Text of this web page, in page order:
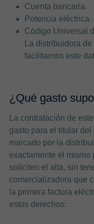
Cuenta bancaria.
Potencia eléctrica.
Código Universal
La distribuidora
facilitarnos este
¿Qué gasto
La contratación de
gasto para el titular
marcado por la
exactamente el
soliciten el alta, sin
comercializadora que
la primera factura
estos derechos: